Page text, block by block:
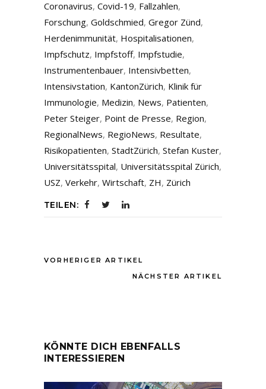
Coronavirus, Covid-19, Fallzahlen,
Forschung, Goldschmied, Gregor Zünd,
Herdenimmunität, Hospitalisationen,
Impfschutz, Impfstoff, Impfstudie,
Instrumentenbauer, Intensivbetten,
Intensivstation, KantonZürich, Klinik für
Immunologie, Medizin, News, Patienten,
Peter Steiger, Point de Presse, Region,
RegionalNews, RegioNews, Resultate,
Risikopatienten, StadtZürich, Stefan Kuster,
Universitätsspital, Universitätsspital Zürich,
USZ, Verkehr, Wirtschaft, ZH, Zürich
TEILEN:
VORHERIGER ARTIKEL
NÄCHSTER ARTIKEL
KÖNNTE DICH EBENFALLS
INTERESSIEREN